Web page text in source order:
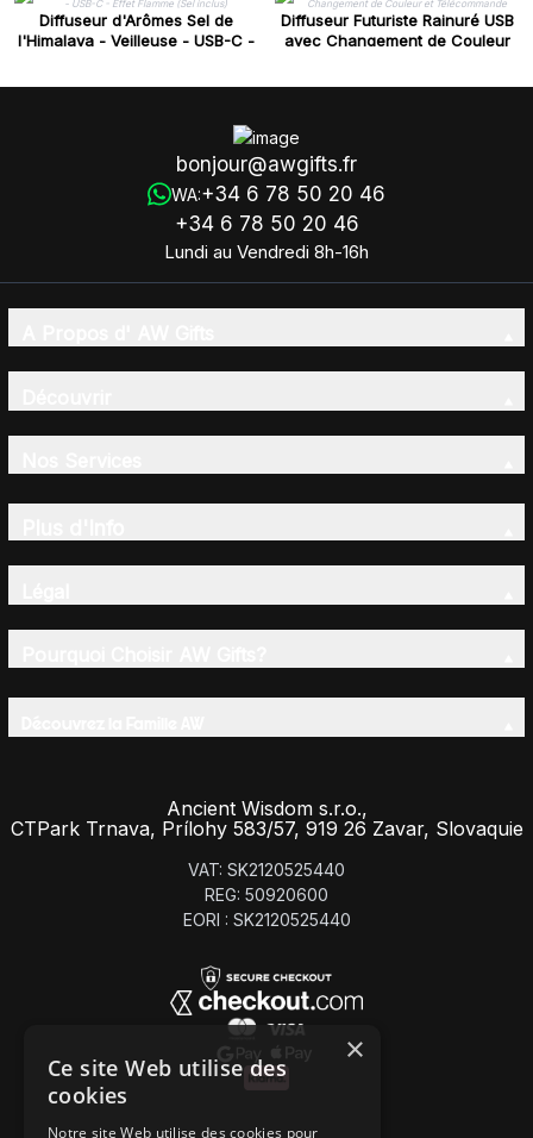
Diffuseur d'Arômes Sel de
l'Himalaya - Veilleuse - USB-C -
Diffuseur Futuriste Rainuré USB
avec Changement de Couleur
bonjour@awgifts.fr
WA:+34 6 78 50 20 46
+34 6 78 50 20 46
Lundi au Vendredi 8h-16h
Ancient Wisdom s.r.o.,
CTPark Trnava, Prílohy 583/57, 919 26 Zavar, Slovaquie
VAT: SK2120525440
REG: 50920600
EORI : SK2120525440
×
Ce site Web utilise des
cookies
Notre site Web utilise des cookies pour